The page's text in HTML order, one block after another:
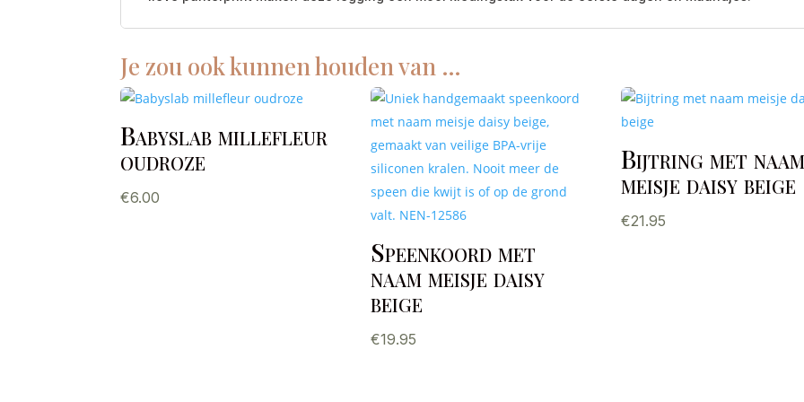
Je zou ook kunnen houden van …
Babyslab millefleur
oudroze
€6.00
Speenkoord met
naam meisje daisy
beige
€19.95
Bijtring met
meisje daisy beige
€21.95